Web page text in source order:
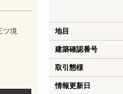
地目
建築確認番号
取引態様
情報更新日
ツ境